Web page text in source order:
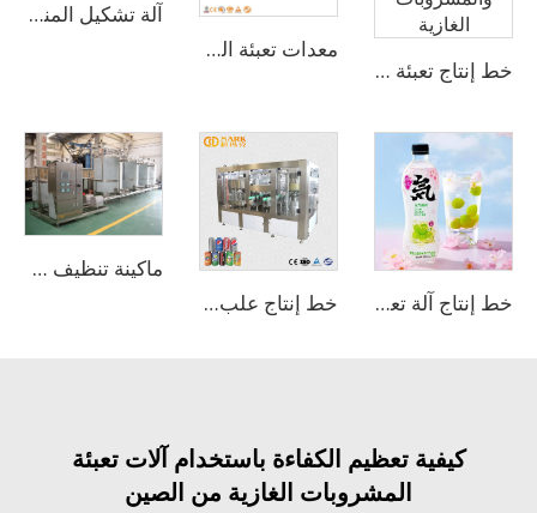
خط إنتاج تعبئة وتغليف مشروبات المياه الغازية والمشروبات الغازية
معدات تعبئة المياه المعدنية البلاستيكية سعة 5 لترات بطاقة 800 زجاجة في الساعة (CGF 6-6-1)
آلة تشكيل المنصات
خط إنتاج آلة تعبئة المشروبات الغازية CSD خط إنتاج علب مشروبات الطاقة
ماكينة تنظيف وغسيل ذات جودة عالية مصنوعة من الفولاذ المقاوم للصدأ لنظام CIP للأنابيب
كيفية تعظيم الكفاءة باستخدام آلات تعبئة
المشروبات الغازية من الصين